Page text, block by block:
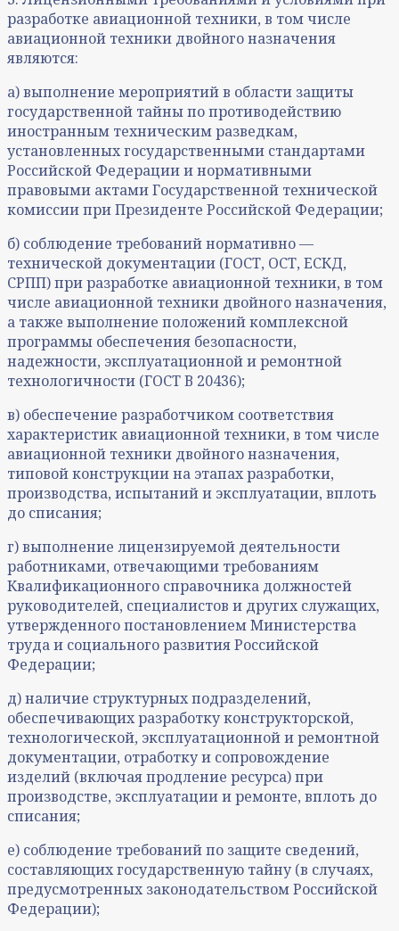
разработке авиационной техники, в том числе
авиационной техники двойного назначения
являются:
а) выполнение мероприятий в области защиты
государственной тайны по противодействию
иностранным техническим разведкам,
установленных государственными стандартами
Российской Федерации и нормативными
правовыми актами Государственной технической
комиссии при Президенте Российской Федерации;
б) соблюдение требований нормативно —
технической документации (ГОСТ, ОСТ, ЕСКД,
СРПП) при разработке авиационной техники, в том
числе авиационной техники двойного назначения,
а также выполнение положений комплексной
программы обеспечения безопасности,
надежности, эксплуатационной и ремонтной
технологичности (ГОСТ В 20436);
в) обеспечение разработчиком соответствия
характеристик авиационной техники, в том числе
авиационной техники двойного назначения,
типовой конструкции на этапах разработки,
производства, испытаний и эксплуатации, вплоть
до списания;
г) выполнение лицензируемой деятельности
работниками, отвечающими требованиям
Квалификационного справочника должностей
руководителей, специалистов и других служащих,
утвержденного постановлением Министерства
труда и социального развития Российской
Федерации;
д) наличие структурных подразделений,
обеспечивающих разработку конструкторской,
технологической, эксплуатационной и ремонтной
документации, отработку и сопровождение
изделий (включая продление ресурса) при
производстве, эксплуатации и ремонте, вплоть до
списания;
е) соблюдение требований по защите сведений,
составляющих государственную тайну (в случаях,
предусмотренных законодательством Российской
Федерации);